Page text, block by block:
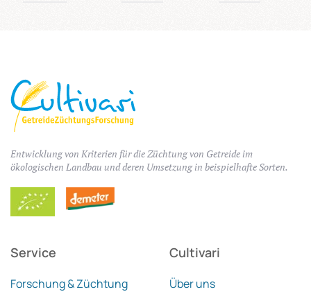
Entwicklung von Kriterien für die Züchtung von Getreide im
ökologischen Landbau und deren Umsetzung in beispielhafte Sorten.
Service
Forschung & Züchtung
Cultivari
Über uns